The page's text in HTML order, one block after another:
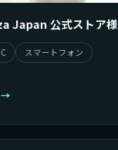
Japan 公式ストア様
スマートフォン